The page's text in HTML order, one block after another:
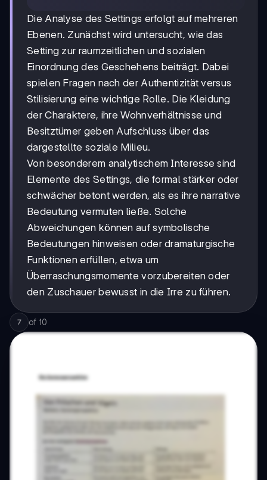
Die Analyse des Settings erfolgt auf mehreren
Ebenen. Zunächst wird untersucht, wie das
Setting zur raumzeitlichen und sozialen
Einordnung des Geschehens beiträgt. Dabei
spielen Fragen nach der Authentizität versus
Stilisierung eine wichtige Rolle. Die Kleidung
der Charaktere, ihre Wohnverhältnisse und
Besitztümer geben Aufschluss über das
dargestellte soziale Milieu.
Von besonderem analytischem Interesse sind
Elemente des Settings, die formal stärker oder
schwächer betont werden, als es ihre narrative
Bedeutung vermuten ließe. Solche
Abweichungen können auf symbolische
Bedeutungen hinweisen oder dramaturgische
Funktionen erfüllen, etwa um
Überraschungsmomente vorzubereiten oder
den Zuschauer bewusst in die Irre zu führen.
7 of 10